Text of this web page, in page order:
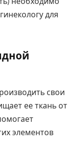
для
свои
ее ткань от
элементов